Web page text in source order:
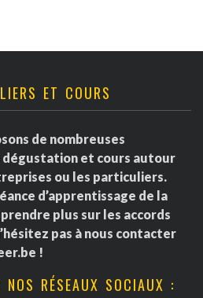
ET COURS
de nombreuses
dégustation et cours autour
ou les particuliers.
d’apprentissage de la
plus sur les accords
pas à nous contacter
!
NOS RÉSEAUX SOCIAUX :